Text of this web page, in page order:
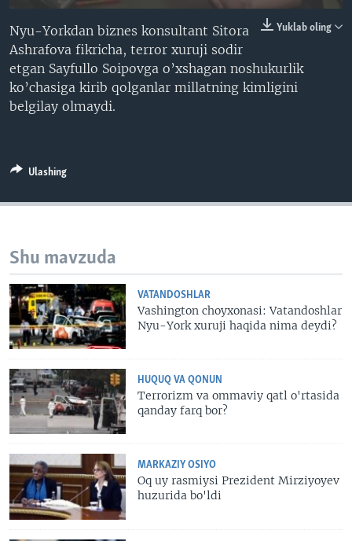
XABARLAR SURATLARDA
TELEGRAM
TWITTER
SOUNDCLOUD
VOA
Yuklab oling
Nyu-Yorkdan biznes konsultant Sitora
Ashrafova fikricha, terror xuruji sodir
etgan Sayfullo Soipovga o’xshagan noshukurlik
ko’chasiga kirib qolganlar millatning kimligini
belgilay olmaydi.
Ulashing
Shu mavzuda
VATANDOSHLAR
Vashington choyxonasi: Vatandoshlar
Nyu-York xuruji haqida nima deydi?
HUQUQ VA QONUN
Terrorizm va ommaviy qatl o'rtasida
qanday farq bor?
MARKAZIY OSIYO
Oq uy rasmiysi Prezident Mirziyoyev
huzurida bo'ldi